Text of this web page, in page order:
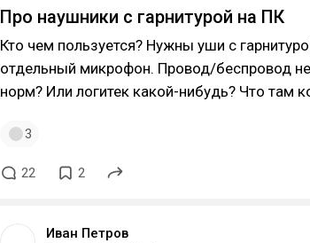
Про наушники с гарнитурой на ПК
Кто чем пользуется? Нужны уши с
отдельный микрофон. Провод/беспровод
норм? Или логитек какой-нибудь? Что там
3
22 2
Иван Петров